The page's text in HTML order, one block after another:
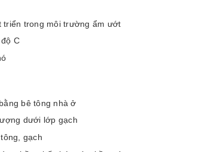
triển trong môi trường ẩm ướt
C
bê tông nhà ở
dưới lớp gạch
gạch